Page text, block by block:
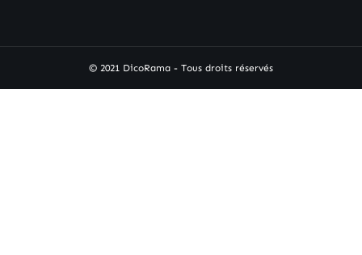
© 2021 DicoRama - Tous droits réservés